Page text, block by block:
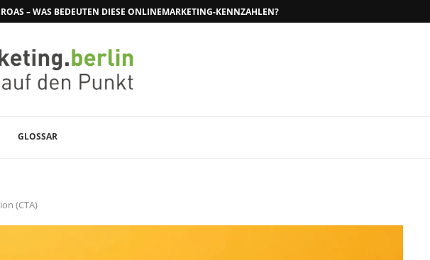
– WAS BEDEUTEN DIESE ONLINEMARKETING-KENNZAHLEN?
GLOSSAR
(CTA)